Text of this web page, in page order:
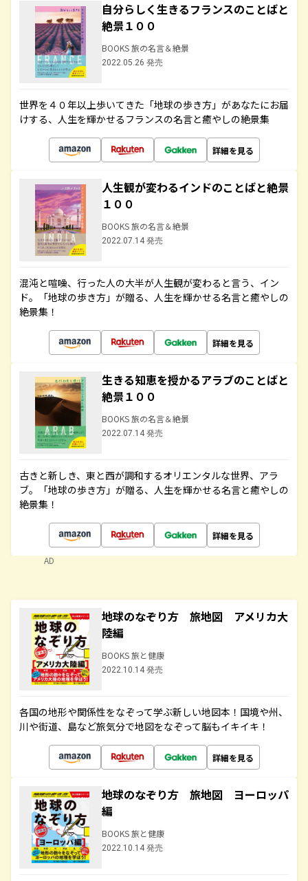
自分らしく生きるフランスのことばと
絶景１００
BOOKS 旅の名言＆絶景
2022.05.26 発売
世界を４０年以上歩いてきた「地球の歩き方」があなたにお届
けする、人生を輝かせるフランスの名言と癒やしの絶景集
詳細を見る
人生観が変わるインドのことばと絶景
１００
BOOKS 旅の名言＆絶景
2022.07.14 発売
混沌と喧噪、行った人の大半が人生観が変わると言う、イン
ド。「地球の歩き方」が贈る、人生を輝かせる名言と癒やしの
絶景集！
詳細を見る
生きる知恵を授かるアラブのことばと
絶景１００
BOOKS 旅の名言＆絶景
2022.07.14 発売
古きと新しき、東と西が調和するオリエンタルな世界、アラ
ブ。「地球の歩き方」が贈る、人生を輝かせる名言と癒やしの
絶景集！
詳細を見る
AD
地球のなぞり方 旅地図 アメリカ大
陸編
BOOKS 旅と健康
2022.10.14 発売
各国の地形や関係性をなぞって学ぶ新しい地図本！国境や州、
川や街道、島など旅気分で地図をなぞって脳もイキイキ！
詳細を見る
地球のなぞり方 旅地図 ヨーロッパ
編
BOOKS 旅と健康
2022.10.14 発売